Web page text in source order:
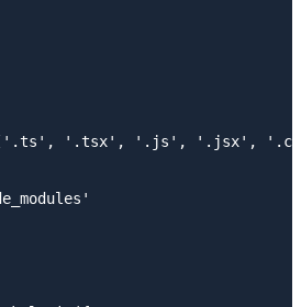
'.tsx', '.js', '.jsx',